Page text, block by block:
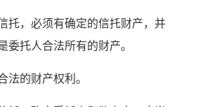
托，必须有确定的信托财产，并
委托人合法所有的财产。
法的财产权利。